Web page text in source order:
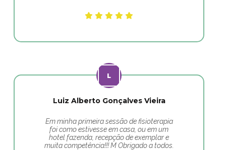
Luiz Alberto Gonçalves Vieira
Em minha primeira sessão de fisioterapia
foi como estivesse em casa, ou em um
hotel fazenda, recepção de exemplar e
muita competência!!! M Obrigado a todos.